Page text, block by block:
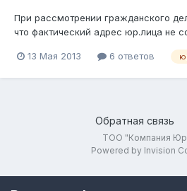
При рассмотрении гражданского
что фактический адрес юр.лица не
можно обратиться для устранения
13 Мая 2013 6 ответов
Обратная связь
ТОО "Компания
Powered by Invision